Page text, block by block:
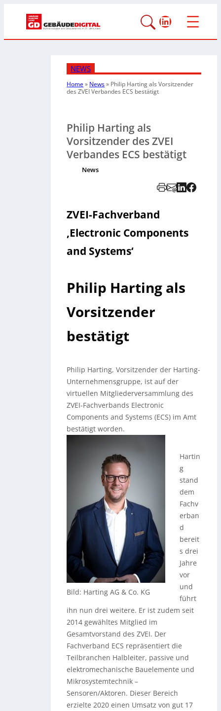
LinkedIn
NEWS
Home» News» Philip Harting als Vorsitzender
des ZVEI Verbandes ECS bestätigt
Philip Harting als
Vorsitzender des ZVEI
Verbandes ECS bestätigt
News
ZVEI-Fachverband
‚Electronic Components
and Systems‘
Philip Harting als
Vorsitzender
bestätigt
Philip Harting, Vorsitzender der Harting-
Unternehmensgruppe, ist auf der
virtuellen Mitgliederversammlung des
ZVEI-Fachverbands Electronic
Components and Systems (ECS) im Amt
bestätigt worden.
Bild: Harting AG & Co. KG
Hartin
g
stand
dem
Fachv
erban
d
bereit
s drei
Jahre
vor
und
führt
ihn nun drei weitere. Er ist zudem seit
2014 gewähltes Mitglied im
Gesamtvorstand des ZVEI. Der
Fachverband ECS repräsentiert die
Teilbranchen Halbleiter, passive und
elektromechanische Bauelemente und
Mikrosystemtechnik –
Sensoren/Aktoren. Dieser Bereich
erzielte 2020 einen Umsatz von gut 17